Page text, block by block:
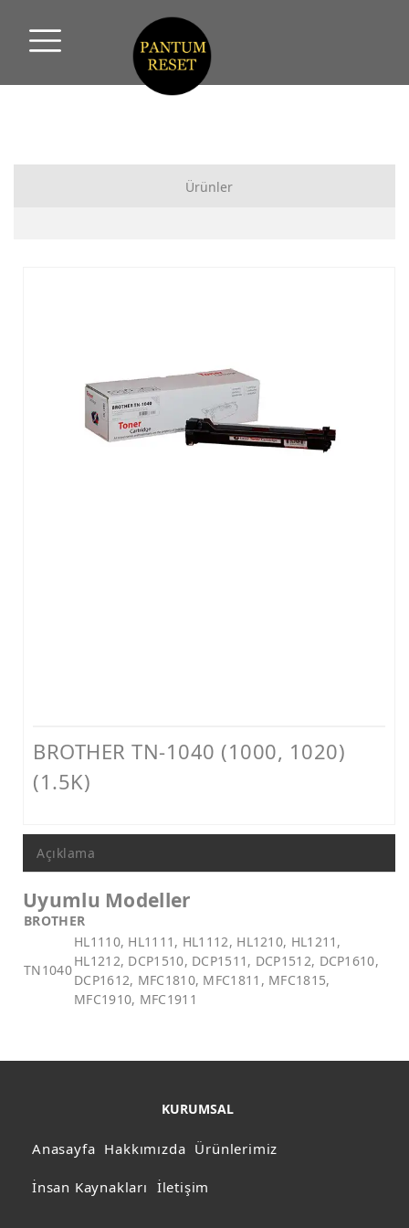
Ürünler
BROTHER TN-1040 (1000, 1020)
(1.5K)
Açıklama
Uyumlu Modeller
BROTHER
TN1040
HL1110, HL1111, HL1112, HL1210, HL1211,
HL1212, DCP1510, DCP1511, DCP1512, DCP1610,
DCP1612, MFC1810, MFC1811, MFC1815,
MFC1910, MFC1911
KURUMSAL
Anasayfa Hakkımızda Ürünlerimiz
İnsan Kaynakları İletişim